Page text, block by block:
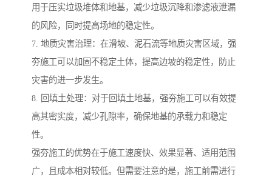
用于压实垃圾堆体和地基，减少垃圾沉降和渗滤液泄漏
的风险，同时提高场地的稳定性。
7. 地质灾害治理：在滑坡、泥石流等地质灾害区域，强
夯施工可以加固不稳定土体，提高边坡的稳定性，防止
灾害的进一步发生。
8. 回填土处理：对于回填土地基，强夯施工可以有效提
高其密实度，减少孔隙率，确保地基的承载力和稳定
性。
强夯施工的优势在于施工速度快、效果显著、适用范围
广，且成本相对较低。但需要注意的是，施工前需进行